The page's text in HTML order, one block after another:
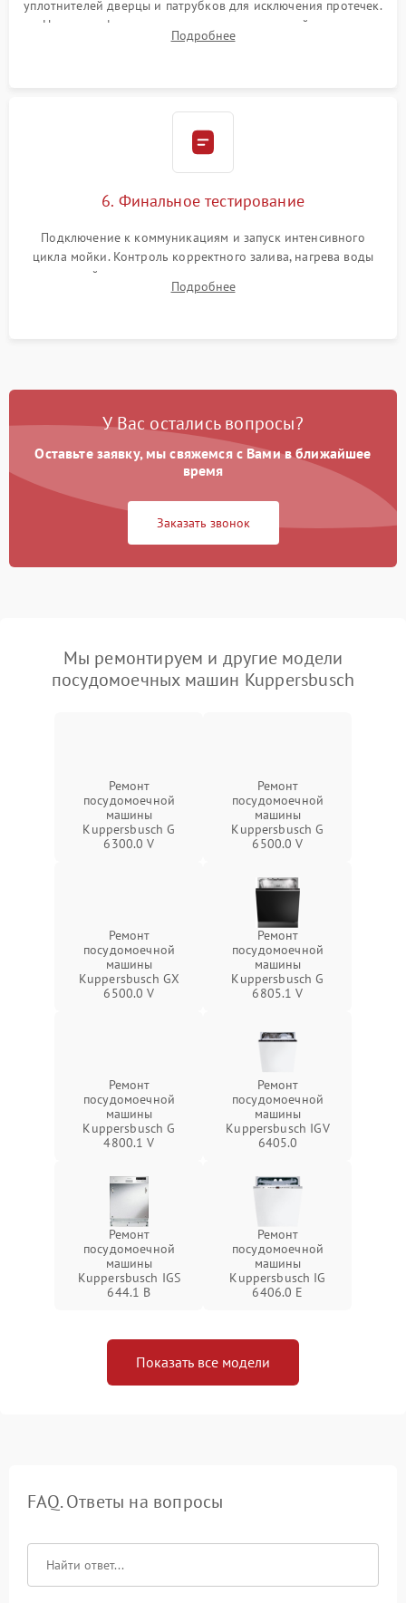
уплотнителей дверцы и патрубков для исключения протечек.
Надежная фиксация хомутов гидравлической системы,
сборка корпуса и установка датчика поплавка.
Подробнее
6. Финальное тестирование
Подключение к коммуникациям и запуск интенсивного
цикла мойки. Контроль корректного залива, нагрева воды
до нужной температуры, отсутствия посторонних шумов,
штатного слива и абсолютной сухости в поддоне.
Подробнее
У Вас остались вопросы?
Оставьте заявку, мы свяжемся с Вами в ближайшее
время
Заказать звонок
Мы ремонтируем и другие модели
посудомоечных машин Kuppersbusch
Ремонт
посудомоечной
машины
Kuppersbusch G
6300.0 V
Ремонт
посудомоечной
машины
Kuppersbusch G
6500.0 V
Ремонт
посудомоечной
машины
Kuppersbusch GX
6500.0 V
Ремонт
посудомоечной
машины
Kuppersbusch G
6805.1 V
Ремонт
посудомоечной
машины
Kuppersbusch G
4800.1 V
Ремонт
посудомоечной
машины
Kuppersbusch IGV
6405.0
Ремонт
посудомоечной
машины
Kuppersbusch IGS
644.1 B
Ремонт
посудомоечной
машины
Kuppersbusch IG
6406.0 E
Показать все модели
FAQ. Ответы на вопросы